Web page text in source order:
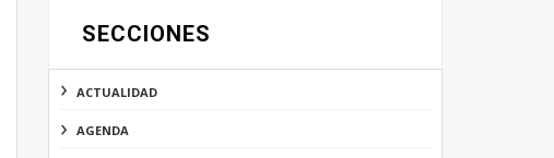
SECCIONES
ACTUALIDAD
AGENDA